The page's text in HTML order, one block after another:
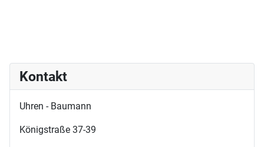
Kontakt
Uhren - Baumann
Königstraße 37-39